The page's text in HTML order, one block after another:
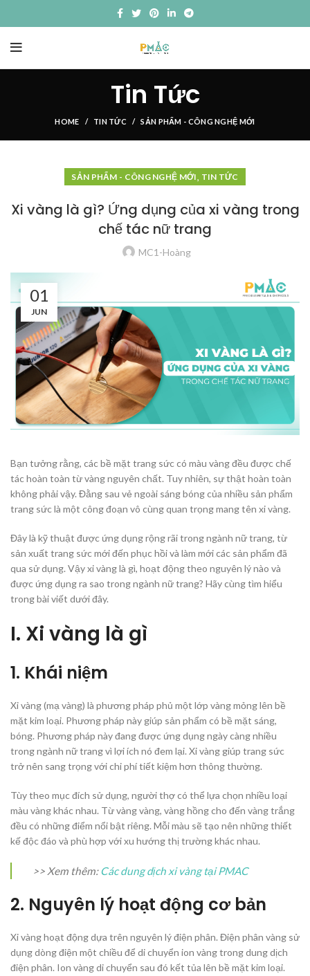
Tin Tức
HOME TIN TỨC SẢN PHẨM - CÔNG NGHỆ MỚI
SẢN PHẨM - CÔNG NGHỆ MỚI, TIN TỨC
Xi vàng là gì? Ứng dụng của xi vàng trong
chế tác nữ trang
MC1-Hoàng
01
JUN
Bạn tưởng rằng, các bề mặt trang sức có màu vàng đều được chế
tác hoàn toàn từ vàng nguyên chất. Tuy nhiên, sự thật hoàn toàn
không phải vậy. Đằng sau vẻ ngoài sáng bóng của nhiều sản phẩm
trang sức là một công đoạn vô cùng quan trọng mang tên xi vàng.
Đây là kỹ thuật được ứng dụng rộng rãi trong ngành nữ trang, từ
sản xuất trang sức mới đến phục hồi và làm mới các sản phẩm đã
qua sử dụng. Vậy xi vàng là gì, hoạt động theo nguyên lý nào và
được ứng dụng ra sao trong ngành nữ trang? Hãy cùng tìm hiểu
trong bài viết dưới đây.
I. Xi vàng là gì
1. Khái niệm
Xi vàng (mạ vàng) là phương pháp phủ một lớp vàng mỏng lên bề
mặt kim loại. Phương pháp này giúp sản phẩm có bề mặt sáng,
bóng. Phương pháp này đang được ứng dụng ngày càng nhiều
trong ngành nữ trang vì lợi ích nó đem lại. Xi vàng giúp trang sức
trở nên sang trọng với chi phí tiết kiệm hơn thông thường.
Tùy theo mục đích sử dụng, người thợ có thể lựa chọn nhiều loại
màu vàng khác nhau. Từ vàng vàng, vàng hồng cho đến vàng trắng
đều có những điểm nổi bật riêng. Mỗi màu sẽ tạo nên những thiết
kế độc đáo và phù hợp với xu hướng thị trường khác nhau.
>> Xem thêm: Các dung dịch xi vàng tại PMAC
2. Nguyên lý hoạt động cơ bản
Xi vàng hoạt động dựa trên nguyên lý điện phân. Điện phân vàng sử
dụng dòng điện một chiều để di chuyển ion vàng trong dung dịch
điện phân. Ion vàng di chuyển sau đó kết tủa lên bề mặt kim loại.